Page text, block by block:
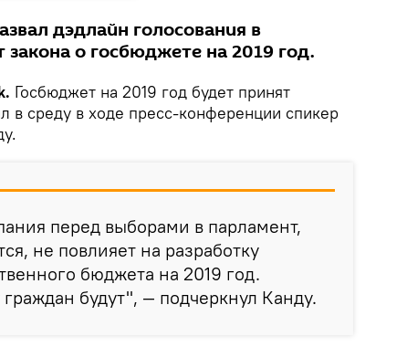
дэдлайн голосования в
закона о госбюджете на 2019 год.
Госбюджет на 2019 год будет принят
в среду в ходе пресс-конференции спикер
перед выборами в парламент,
не повлияет на разработку
бюджета на 2019 год.
будут", — подчеркнул Канду.